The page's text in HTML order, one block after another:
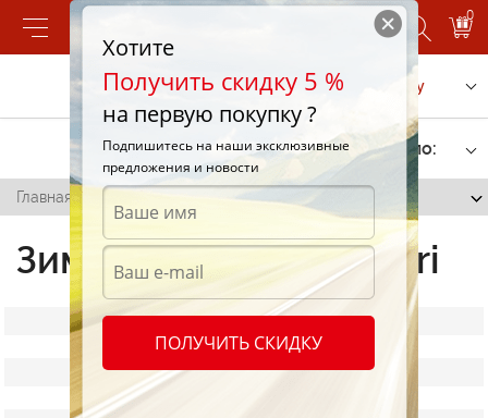
0
Позвонить Заказать услугу
Фильтр Сортировать по:
Главная / Зимние шины Premiorri
Зимние шины Premiorri
Все шины
Летние шины Premiorri
Хотите
Получить скидку 5 %
на первую покупку ?
Подпишитесь на наши эксклюзивные
предложения и новости
ПОЛУЧИТЬ СКИДКУ